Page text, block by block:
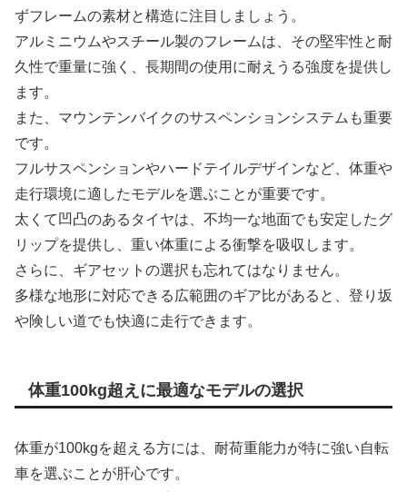
ずフレームの素材と構造に注目しましょう。
アルミニウムやスチール製のフレームは、その堅牢性と耐
久性で重量に強く、長期間の使用に耐えうる強度を提供し
ます。
また、マウンテンバイクのサスペンションシステムも重要
です。
フルサスペンションやハードテイルデザインなど、体重や
走行環境に適したモデルを選ぶことが重要です。
太くて凹凸のあるタイヤは、不均一な地面でも安定したグ
リップを提供し、重い体重による衝撃を吸収します。
さらに、ギアセットの選択も忘れてはなりません。
多様な地形に対応できる広範囲のギア比があると、登り坂
や険しい道でも快適に走行できます。
体重100kg超えに最適なモデルの選択
体重が100kgを超える方には、耐荷重能力が特に強い自転
車を選ぶことが肝心です。